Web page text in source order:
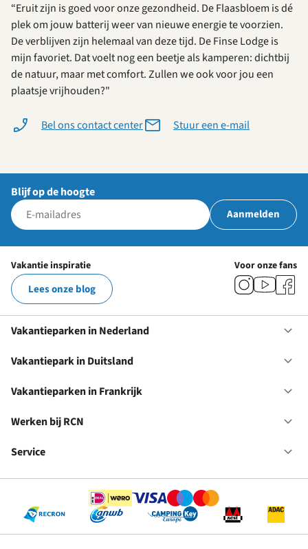
“Eruit zijn is goed voor onze gezondheid. De Flaasbloem is dé
plek om jouw batterij weer van nieuwe energie te voorzien.
De verblijven zijn helemaal van deze tijd. De Finse Lodge is
mijn favoriet. Dat voelt nog een beetje als kamperen: dichtbij
de natuur, maar met comfort. Zullen we ook voor jou een
plaatsje vrijhouden?"
Bel ons contact center Stuur een e-mail
Blijf op de hoogte
Aanmelden
Vakantie inspiratie
Lees onze blog
Voor onze fans
Vakantieparken in Nederland
Vakantiepark in Duitsland
Vakantieparken in Frankrijk
Werken bij RCN
Service